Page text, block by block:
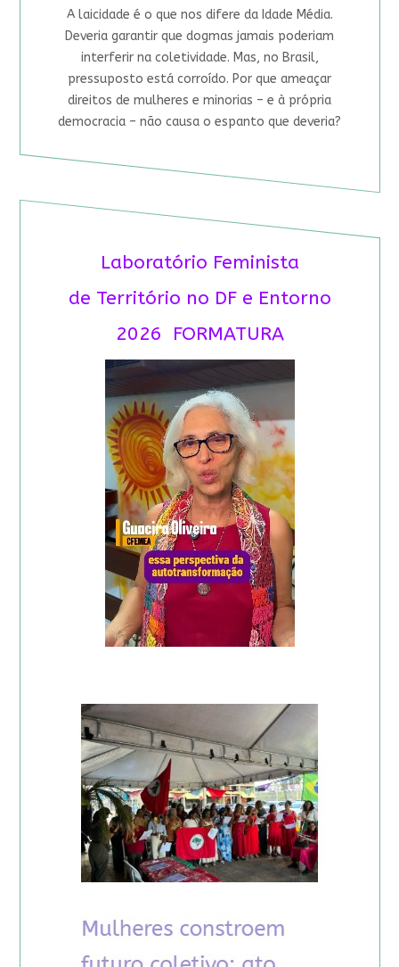
A laicidade é o que nos difere da Idade Média.
Deveria garantir que dogmas jamais poderiam
interferir na coletividade. Mas, no Brasil,
pressuposto está corroído. Por que ameaçar
direitos de mulheres e minorias – e à própria
democracia – não causa o espanto que deveria?
Laboratório Feminista
de Território no DF e Entorno
2026 FORMATURA